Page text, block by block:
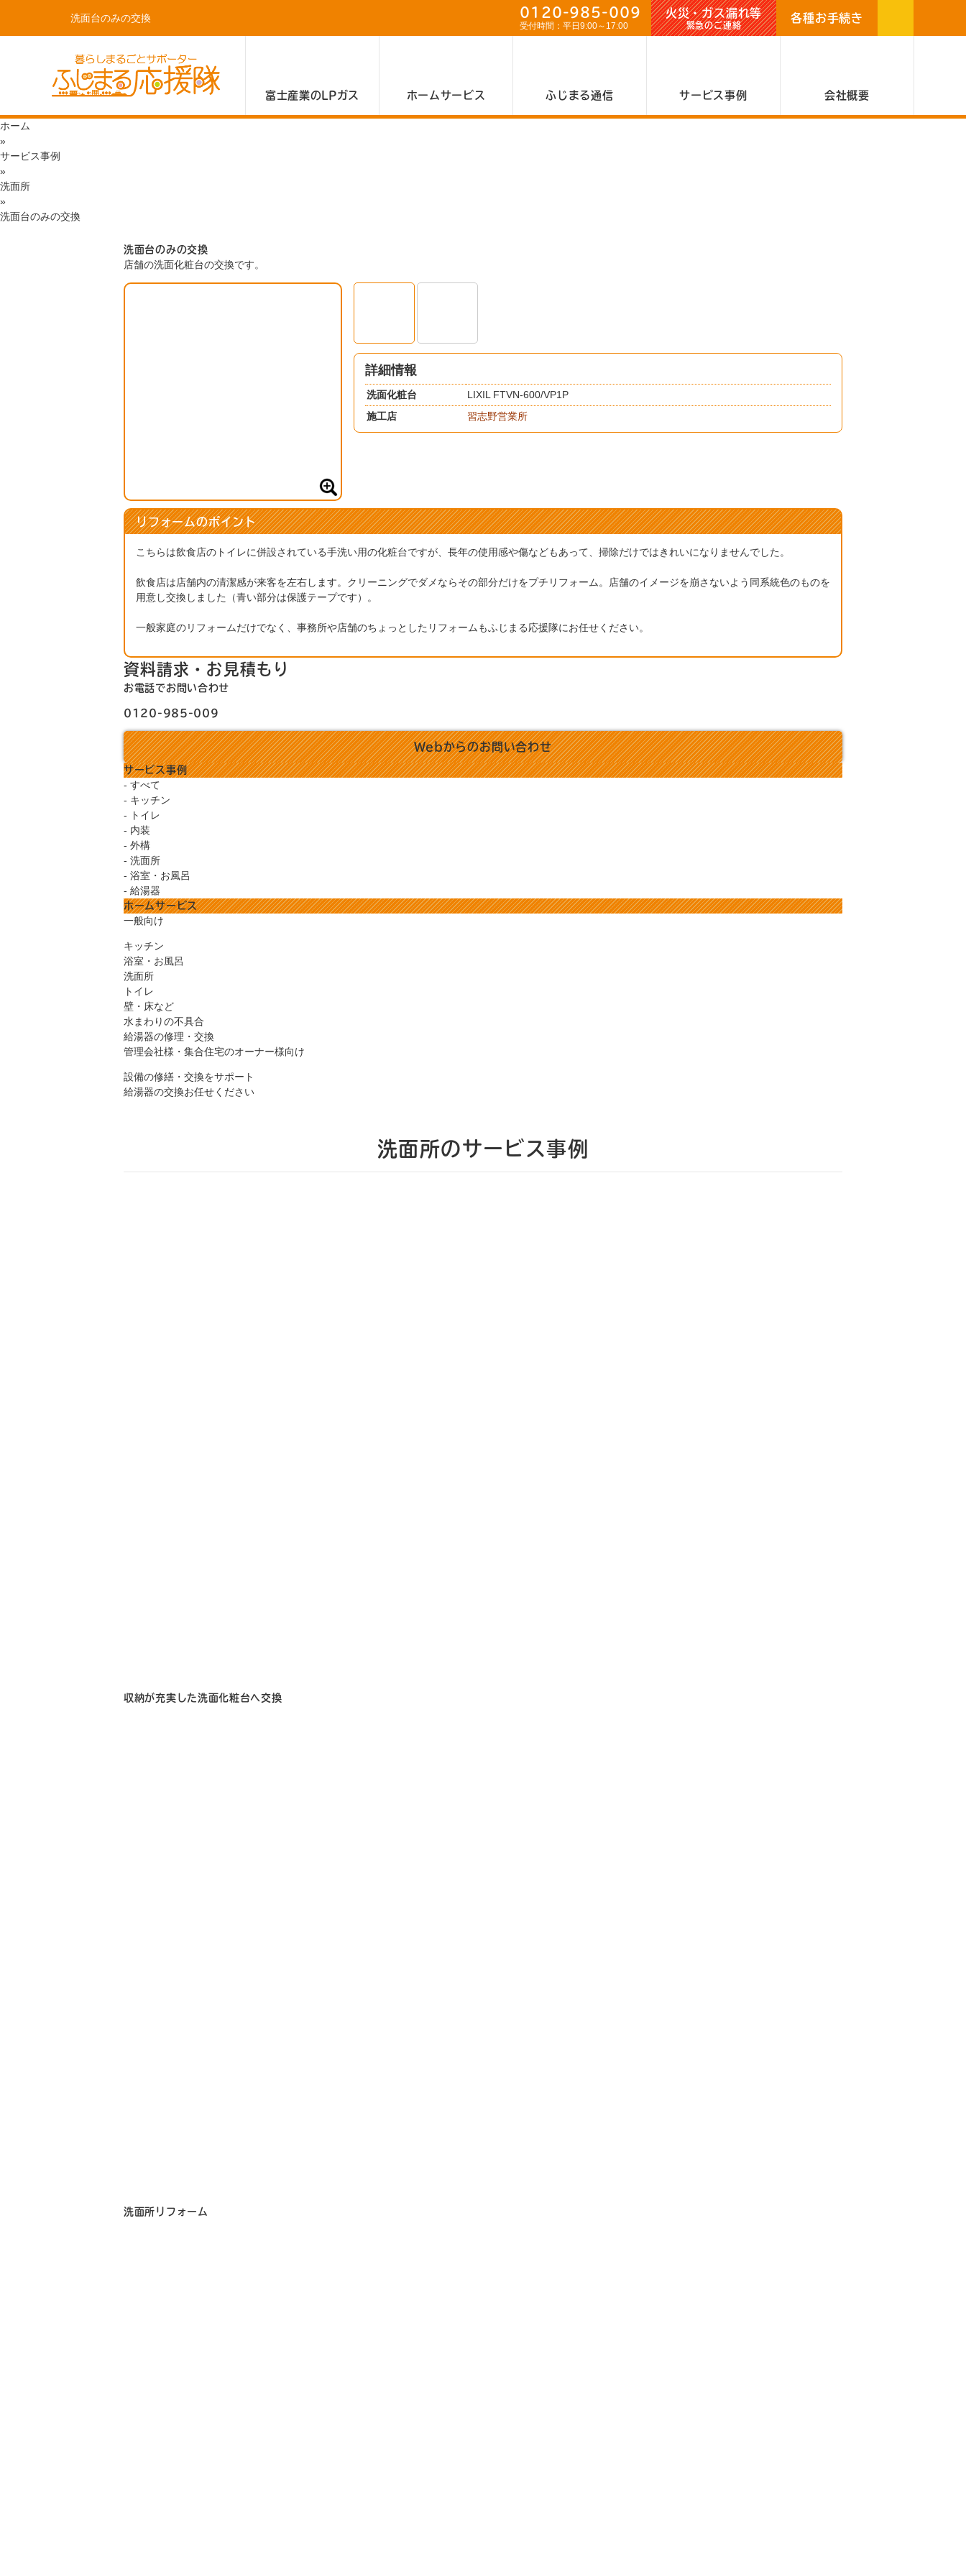
洗面台のみの交換 0120-985-009
受付時間：平日9:00～17:00
火災・ガス漏れ等
緊急のご連絡
各種お手続き
富士産業の LPガス ホームサービス ふじまる通信 サービス事例 会社概要
ホーム
»
サービス事例
»
洗面所
»
洗面台のみの交換
洗面台のみの交換
店舗の洗面化粧台の交換です。
詳細情報
洗面化粧台
LIXIL FTVN-600/VP1P
施工店
習志野営業所
リフォームのポイント
こちらは飲食店のトイレに併設されている手洗い用の化粧台ですが、長年の使用感や傷などもあって、掃除だけではきれいになりませんでした。
飲食店は店舗内の清潔感が来客を左右します。クリーニングでダメならその部分だけをプチリフォーム。店舗のイメージを崩さないよう同系統色のものを
用意し交換しました（青い部分は保護テープです）。
一般家庭のリフォームだけでなく、事務所や店舗のちょっとしたリフォームもふじまる応援隊にお任せください。
資料請求・お見積もり
お電話でお問い合わせ
0120-985-009
Webからのお問い合わせ
サービス事例
- すべて
- キッチン
- トイレ
- 内装
- 外構
- 洗面所
- 浴室・お風呂
- 給湯器
ホームサービス
一般向け
キッチン
浴室・お風呂
洗面所
トイレ
壁・床など
水まわりの不具合
給湯器の修理・交換
管理会社様・集合住宅のオーナー様向け
設備の修繕・交換をサポート
給湯器の交換お任せください
洗面所のサービス事例
収納が充実した洗面化粧台へ交換
洗面所リフォーム